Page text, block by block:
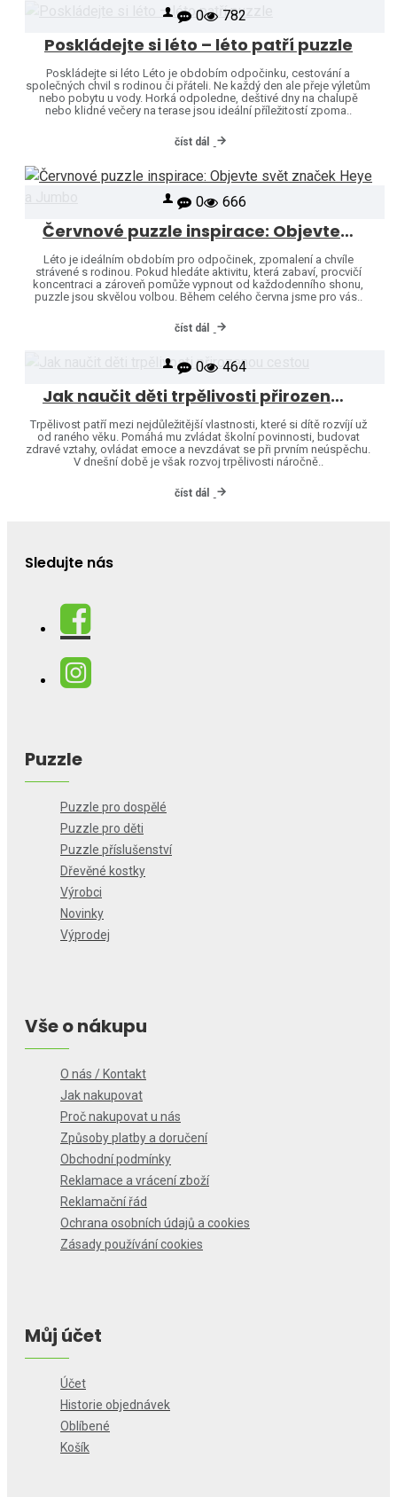
0 782
Poskládejte si léto – léto patří puzzle
Poskládejte si léto Léto je obdobím odpočinku, cestování a
společných chvil s rodinou či přáteli. Ne každý den ale přeje výletům
nebo pobytu u vody. Horká odpoledne, deštivé dny na chalupě
nebo klidné večery na terase jsou ideální příležitostí zpoma..
číst dál
0 666
Červnové puzzle inspirace: Objevte svět značek Heye a Jumbo
Léto je ideálním obdobím pro odpočinek, zpomalení a chvíle
strávené s rodinou. Pokud hledáte aktivitu, která zabaví, procvičí
koncentraci a zároveň pomůže vypnout od každodenního shonu,
puzzle jsou skvělou volbou. Během celého června jsme pro vás..
číst dál
0 464
Jak naučit děti trpělivosti přirozenou cestou
Trpělivost patří mezi nejdůležitější vlastnosti, které si dítě rozvíjí už
od raného věku. Pomáhá mu zvládat školní povinnosti, budovat
zdravé vztahy, ovládat emoce a nevzdávat se při prvním neúspěchu.
V dnešní době je však rozvoj trpělivosti náročně..
číst dál
Sledujte nás
Puzzle
Puzzle pro dospělé
Puzzle pro děti
Puzzle příslušenství
Dřevěné kostky
Výrobci
Novinky
Výprodej
Vše o nákupu
O nás / Kontakt
Jak nakupovat
Proč nakupovat u nás
Způsoby platby a doručení
Obchodní podmínky
Reklamace a vrácení zboží
Reklamační řád
Ochrana osobních údajů a cookies
Zásady používání cookies
Můj účet
Účet
Historie objednávek
Oblíbené
Košík